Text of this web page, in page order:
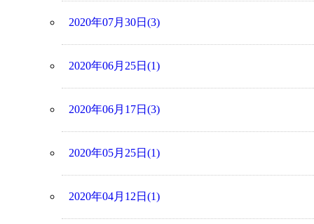
2020年07月30日(3)
2020年06月25日(1)
2020年06月17日(3)
2020年05月25日(1)
2020年04月12日(1)